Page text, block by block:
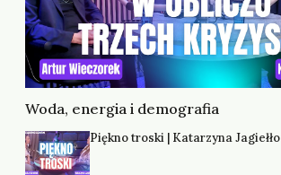
Woda, energia i demografia
Piękno troski | Katarzyna Jagiełło